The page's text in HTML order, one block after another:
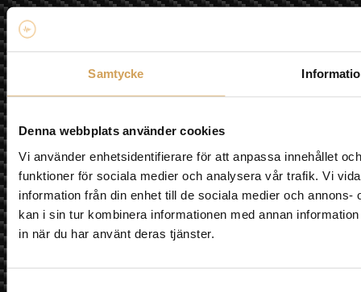
Samtycke
Denna webbplats använder cookies
Vi använder enhetsidentifierare för att anpassa innehållet
funktioner för sociala medier och analysera vår trafik. Vi
information från din enhet till de sociala medier och
kan i sin tur kombinera informationen med annan
in när du har använt deras tjänster.
Samtyckesval
info@hifiexperience.se
0709-145444
Jag godkänner prenumeration på nyhetsbrev och att min